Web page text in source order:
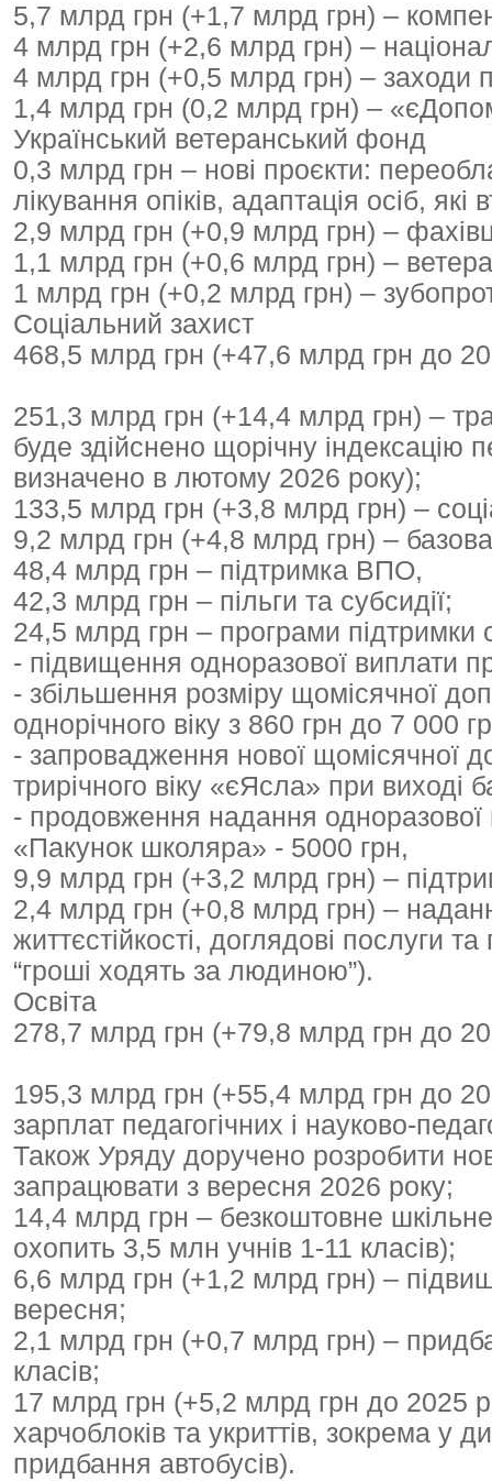
5,7 млрд грн (+1,7 млрд грн) –
4 млрд грн (+2,6 млрд грн) –
4 млрд грн (+0,5 млрд грн) – заходи
1,4 млрд грн (0,2 млрд грн) –
Український ветеранський фонд
0,3 млрд грн – нові проєкти:
лікування опіків, адаптація осіб, які
2,9 млрд грн (+0,9 млрд грн) –
1,1 млрд грн (+0,6 млрд грн) –
1 млрд грн (+0,2 млрд грн) –
Соціальний захист
468,5 млрд грн (+47,6 млрд грн до
251,3 млрд грн (+14,4 млрд грн) –
буде здійснено щорічну індексацію
визначено в лютому 2026 року);
133,5 млрд грн (+3,8 млрд грн) –
9,2 млрд грн (+4,8 млрд грн) –
48,4 млрд грн – підтримка ВПО,
42,3 млрд грн – пільги та субсидії;
24,5 млрд грн – програми підтримки
- підвищення одноразової виплати
- збільшення розміру щомісячної
однорічного віку з 860 грн до 7 000
- запровадження нової щомісячної
трирічного віку «єЯсла» при виході
- продовження надання
«Пакунок школяра» - 5000 грн,
9,9 млрд грн (+3,2 млрд грн) –
2,4 млрд грн (+0,8 млрд грн) –
життєстійкості, доглядові послуги
“гроші ходять за людиною”).
Освіта
278,7 млрд грн (+79,8 млрд грн до
195,3 млрд грн (+55,4 млрд грн до
зарплат педагогічних і науково-
Також Уряду доручено розробити
запрацювати з вересня 2026 року;
14,4 млрд грн – безкоштовне
охопить 3,5 млн учнів 1-11 класів);
6,6 млрд грн (+1,2 млрд грн) –
вересня;
2,1 млрд грн (+0,7 млрд грн) –
класів;
17 млрд грн (+5,2 млрд грн до 2025
харчоблоків та укриттів, зокрема у
придбання автобусів).